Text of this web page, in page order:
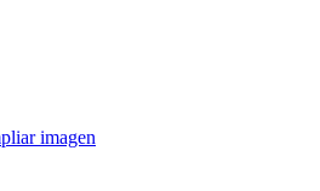
imagen